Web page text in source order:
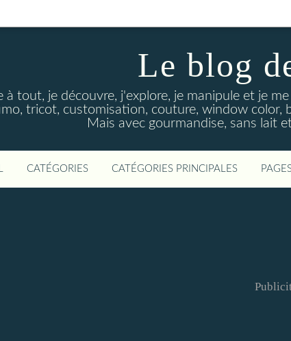
Le blog
à tout, je découvre, j'explore, je manipule et je
tricot, customisation, couture, window
Mais avec gourmandise, sans lait
CATÉGORIES CATÉGORIES PRINCIPALES